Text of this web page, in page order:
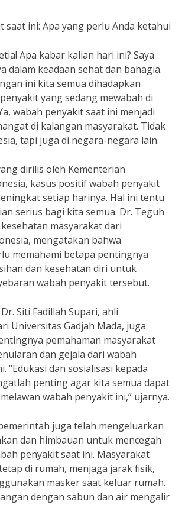
saat ini: Apa yang perlu Anda ketahui
Apa kabar kalian hari ini? Saya
dalam keadaan sehat dan bahagia.
ini kita semua dihadapkan
yang sedang mewabah di
wabah penyakit saat ini menjadi
di kalangan masyarakat. Tidak
tapi juga di negara-negara lain.
dirilis oleh Kementerian
kasus positif wabah penyakit
setiap harinya. Hal ini tentu
serius bagi kita semua. Dr. Teguh
masyarakat dari
mengatakan bahwa
memahami betapa pentingnya
dan kesehatan diri untuk
wabah penyakit tersebut.
Siti Fadillah Supari, ahli
Universitas Gadjah Mada, juga
pemahaman masyarakat
dan gejala dari wabah
“Edukasi dan sosialisasi kepada
penting agar kita semua dapat
wabah penyakit ini,” ujarnya.
juga telah mengeluarkan
dan himbauan untuk mencegah
penyakit saat ini. Masyarakat
di rumah, menjaga jarak fisik,
masker saat keluar rumah.
dengan sabun dan air mengalir